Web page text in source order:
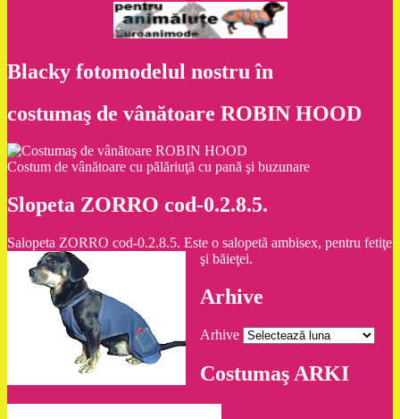
Blacky fotomodelul nostru în
costumaş de vânătoare ROBIN HOOD
Costum de vânătoare cu pălăriuţă cu pană şi buzunare
Slopeta ZORRO cod-0.2.8.5.
Salopeta ZORRO cod-0.2.8.5. Este o salopetă ambisex, pentru fetiţe
şi băieţei.
Arhive
Arhive
Costumaş ARKI